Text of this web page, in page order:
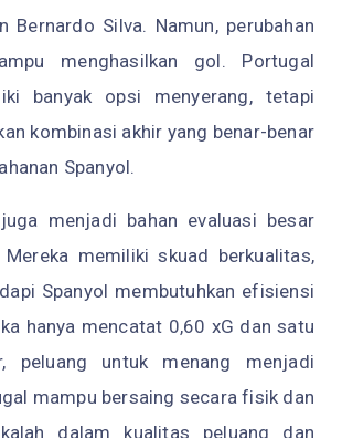
Bernardo Silva. Namun, perubahan
menghasilkan gol. Portugal
banyak opsi menyerang, tetapi
kombinasi akhir yang benar-benar
Spanyol.
menjadi bahan evaluasi besar
memiliki skuad berkualitas,
Spanyol membutuhkan efisiensi
hanya mencatat 0,60 xG dan satu
peluang untuk menang menjadi
mampu bersaing secara fisik dan
dalam kualitas peluang dan